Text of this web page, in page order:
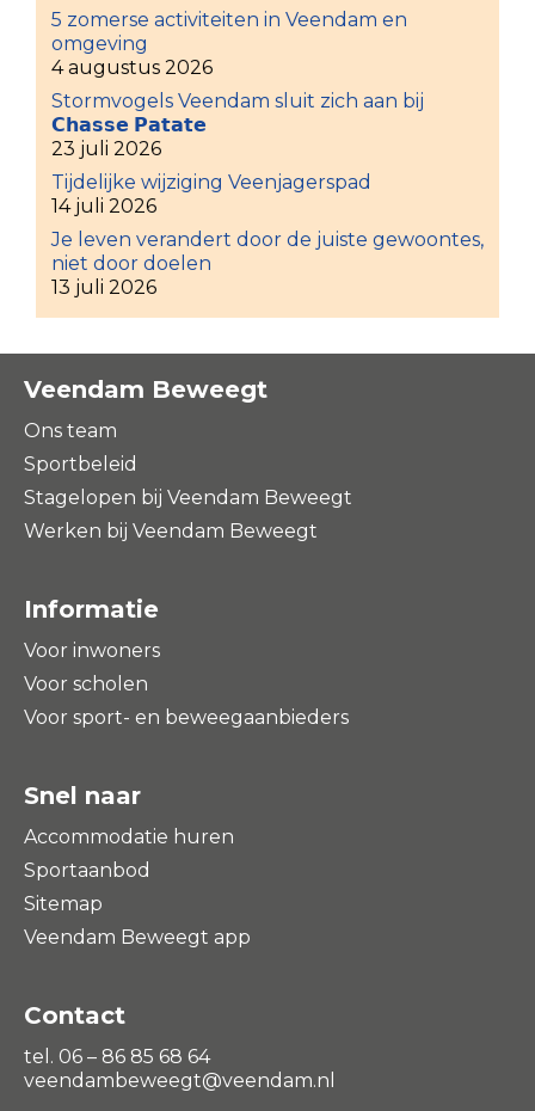
5 zomerse activiteiten in Veendam en
omgeving
4 augustus 2026
Stormvogels Veendam sluit zich aan bij
𝗖𝗵𝗮𝘀𝘀𝗲 𝗣𝗮𝘁𝗮𝘁𝗲
23 juli 2026
Tijdelijke wijziging Veenjagerspad
14 juli 2026
Je leven verandert door de juiste gewoontes,
niet door doelen
13 juli 2026
Veendam Beweegt
Ons team
Sportbeleid
Stagelopen bij Veendam Beweegt
Werken bij Veendam Beweegt
Informatie
Voor inwoners
Voor scholen
Voor sport- en beweegaanbieders
Snel naar
Accommodatie huren
Sportaanbod
Sitemap
Veendam Beweegt app
Contact
tel. 06 – 86 85 68 64
veendambeweegt@veendam.nl